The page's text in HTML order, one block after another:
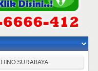
SURABAYA